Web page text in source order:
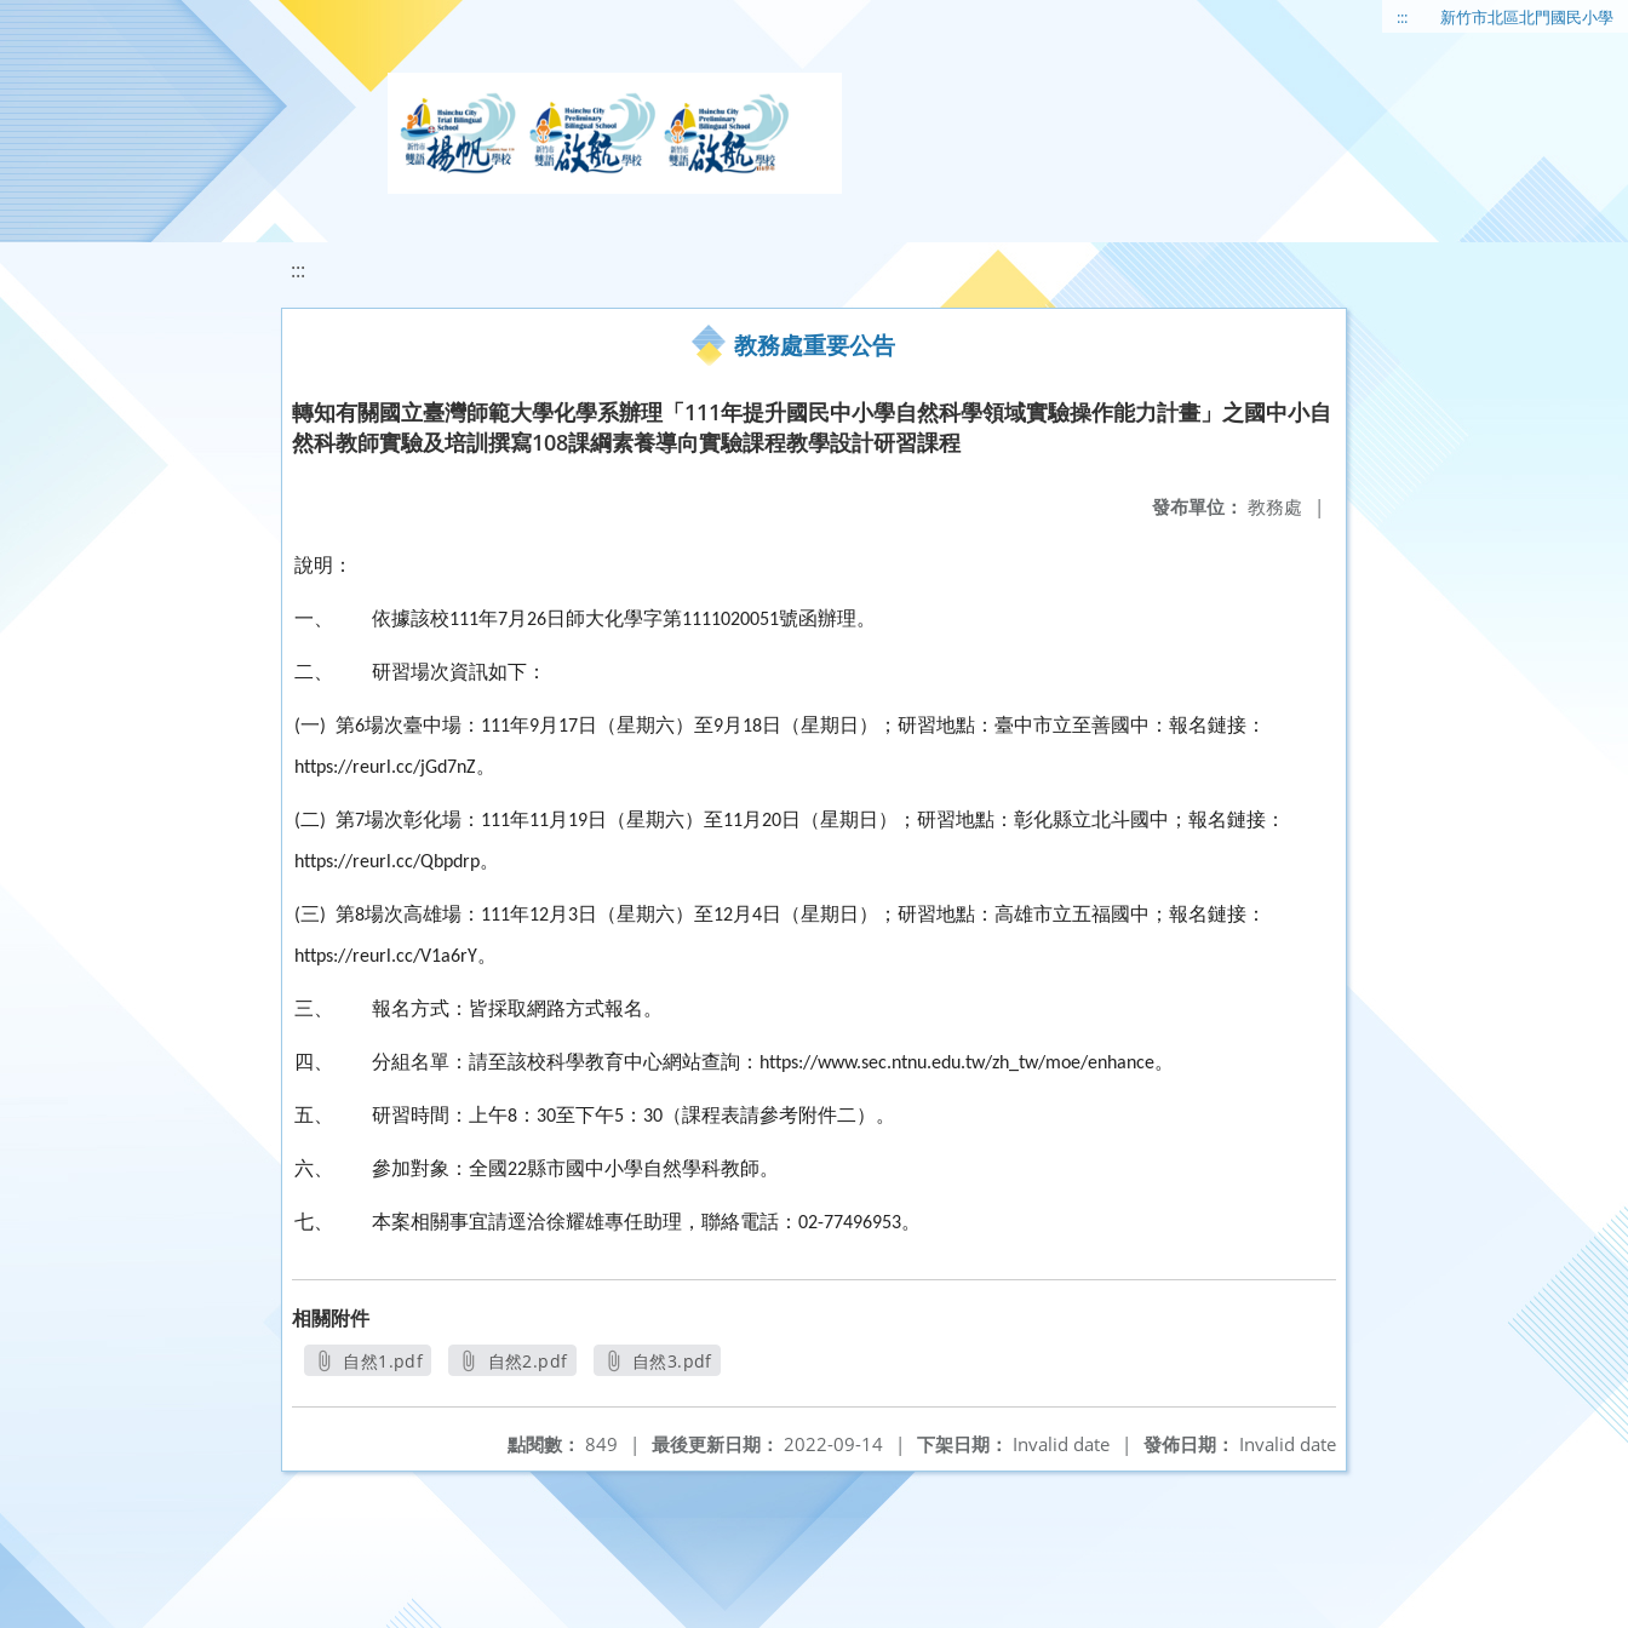
移至網頁之主要內容區位置 ::: 新竹市北區北門國民小學
:::
教務處重要公告
轉知有關國立臺灣師範大學化學系辦理「111年提升國民中小學自然科學領域實驗操作能力計畫」之國中小自
然科教師實驗及培訓撰寫108課綱素養導向實驗課程教學設計研習課程
發布單位： 教務處 |
說明：
一、 依據該校111年7月 26日師大化學字第1111020051號函辦理。
二、 研習場次資訊如下：
(一) 第6場次臺中場： 111年9月 17日（星期六）至9月 18日（星期日）；研習地點：臺中市立至善國中：報名鏈接：
https://reurl.cc/jGd7nZ。
(二) 第7場次彰化場： 111年11月 19日（星期六）至11月 20日（星期日）；研習地點：彰化縣立北斗國中；報名鏈接：
https://reurl.cc/Qbpdrp。
(三) 第8場次高雄場： 111年12月 3日（星期六）至12月 4日（星期日）；研習地點：高雄市立五福國中；報名鏈接：
https://reurl.cc/V1a6rY。
三、 報名方式：皆採取網路方式報名。
四、 分組名單：請至該校科學教育中心網站查詢： https://www.sec.ntnu.edu.tw/zh_tw/moe/enhance。
五、 研習時間：上午8 ： 30至下午5 ： 30 （課程表請參考附件二）。
六、 參加對象：全國22縣市國中小學自然學科教師。
七、 本案相關事宜請逕洽徐耀雄專任助理，聯絡電話： 02-77496953。
相關附件
自然1.pdf
自然2.pdf
自然3.pdf
發佈日期： Invalid date
下架日期： Invalid date |
最後更新日期： 2022-09-14 |
點閱數： 849 |